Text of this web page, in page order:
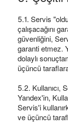
5.1. Servis
çalışacağını
güvenliğini,
garanti etmez.
dolaylı
üçüncü
5.2. Kullanıcı,
Yandex'in,
Servis'i
ve üçüncü